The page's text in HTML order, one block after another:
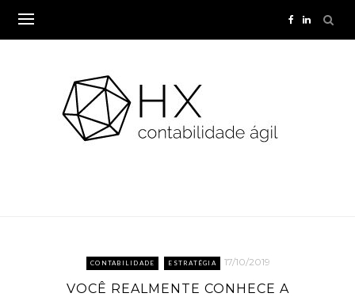
content
CONTABILIDADE ESTRATÉGIA 17/10/2019
VOCÊ REALMENTE CONHECE A